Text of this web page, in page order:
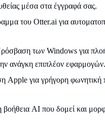
μέσα στα έγγραφά σας.
του Otter.ai για
των Windows για
ανάγκη επιπλέον εφαρμογών.
Apple για γρήγορη
AI που δομεί και